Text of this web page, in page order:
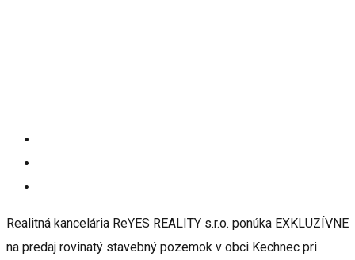
Realitná kancelária ReYES REALITY s.r.o. ponúka EXKLUZÍVNE
na predaj rovinatý stavebný pozemok v obci Kechnec pri